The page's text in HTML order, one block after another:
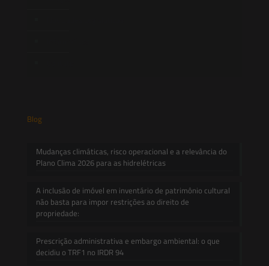
Blog
Mudanças climáticas, risco operacional e a relevância do
Plano Clima 2026 para as hidrelétricas
A inclusão de imóvel em inventário de patrimônio cultural
não basta para impor restrições ao direito de
propriedade:
Prescrição administrativa e embargo ambiental: o que
decidiu o TRF1 no IRDR 94